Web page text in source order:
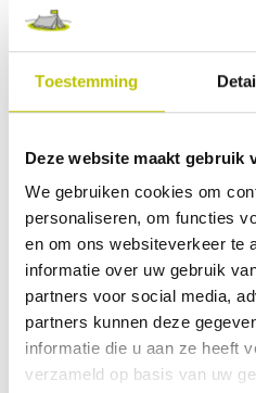
Toestemming
Deze website maakt gebruik
We gebruiken cookies om
personaliseren, om functies
en om ons websiteverkeer te
informatie over uw gebruik
partners voor social media,
partners kunnen deze
informatie die u aan ze heeft
verzameld op basis van uw
Thuis
voeten.
het ook
spaart
30
zware
Vergelijk product